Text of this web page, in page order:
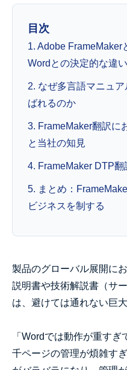
目次
1. Adobe
Wordとの決定的な違い
2. なぜ多言語マニュ
ばれるのか
3. FrameMaker翻訳に
と当社の知見
4. FrameMaker DTP
5. まとめ：
ビジネスを制する
製品のグローバル展開に
説明書や技術解説書（サ
は、避けては通れない巨大
「Wordでは動作が重す
千ページの管理が煩雑す